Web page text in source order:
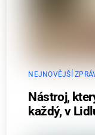
NEJNOVĚJŠÍ
Nástroj,
každý, v